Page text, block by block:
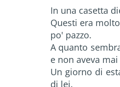
In una casetta
Questi era
po' pazzo.
A quanto
e non aveva
Un giorno di
di lei.